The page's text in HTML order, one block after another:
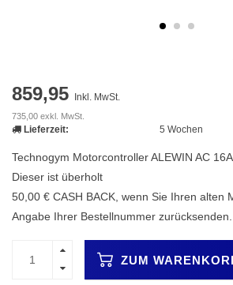
859,95 Inkl. MwSt.
735,00 exkl. MwSt.
Lieferzeit: 5 Wochen
Technogym Motorcontroller ALEWIN AC
Dieser ist überholt
50,00 € CASH BACK, wenn Sie Ihren alten
Angabe Ihrer Bestellnummer zurücksenden.
ZUM